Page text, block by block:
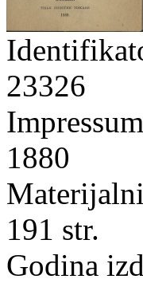
23326
Impressum
1880
191 str.
Godina